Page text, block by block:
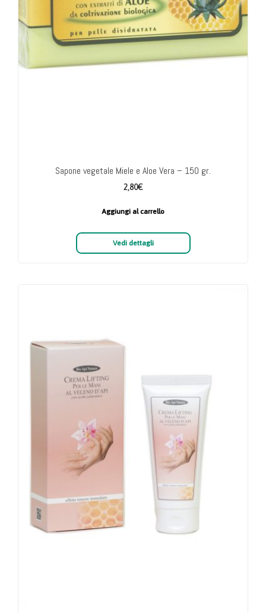
Sapone vegetale Miele e Aloe Vera – 150 gr.
2,80€
Aggiungi al carrello
Vedi dettagli